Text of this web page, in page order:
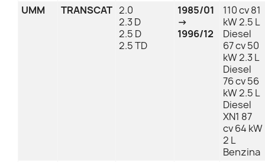
UMM
TRANSCAT 2.0
2.3 D
2.5 D
2.5 TD
1985/01
→
1996/12
110 cv 81
kW 2.5 L
Diesel
67 cv 50
kW 2.3 L
Diesel
76 cv 56
kW 2.5 L
Diesel
XN1 87
cv 64 kW
2 L
Benzina